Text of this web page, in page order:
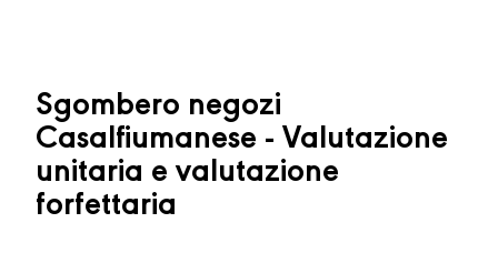
Sgombero negozi
Casalfiumanese - Valutazione
unitaria e valutazione
forfettaria